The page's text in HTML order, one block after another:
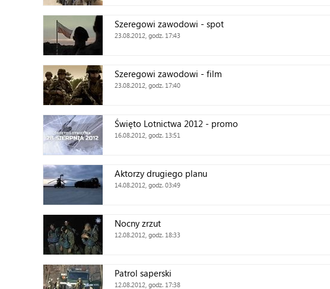
Szeregowi zawodowi - spot
23.08.2012, godz. 17:43
Szeregowi zawodowi - film
23.08.2012, godz. 17:40
Święto Lotnictwa 2012 - promo
16.08.2012, godz. 13:51
Aktorzy drugiego planu
14.08.2012, godz. 03:49
Nocny zrzut
12.08.2012, godz. 18:33
Patrol saperski
12.08.2012, godz. 17:38